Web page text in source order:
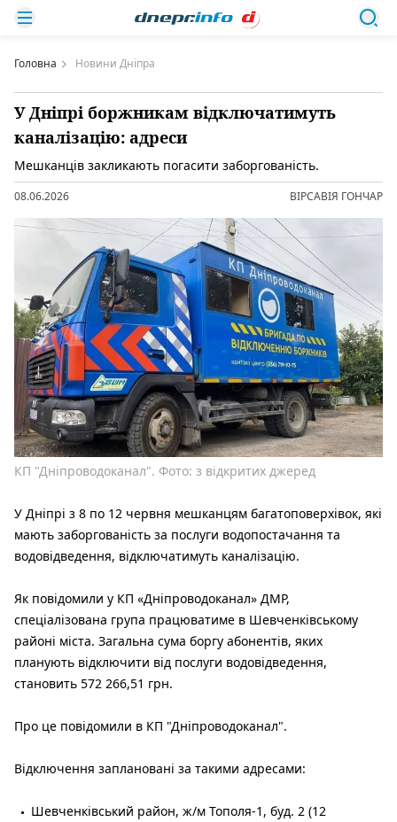
Головна Новини Дніпра
У Дніпрі боржникам відключатимуть
каналізацію: адреси
Мешканців закликають погасити заборгованість.
08.06.2026 ВІРСАВІЯ ГОНЧАР
КП "Дніпроводоканал". Фото: з відкритих джеред
У Дніпрі з 8 по 12 червня мешканцям багатоповерхівок, які
мають заборгованість за послуги водопостачання та
водовідведення, відключатимуть каналізацію.
Як повідомили у КП «Дніпроводоканал» ДМР,
спеціалізована група працюватиме в Шевченківському
районі міста. Загальна сума боргу абонентів, яких
планують відключити від послуги водовідведення,
становить 572 266,51 грн.
Про це повідомили в КП "Дніпроводоканал".
Відключення заплановані за такими адресами:
Шевченківський район, ж/м Тополя-1, буд. 2 (12